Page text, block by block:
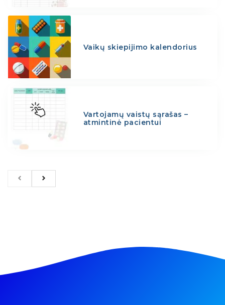
Vaikų skiepijimo kalendorius
Vartojamų vaistų sąrašas –
atmintinė pacientui